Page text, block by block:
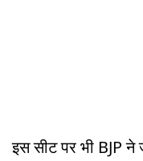
इस सीट पर भी BJP ने